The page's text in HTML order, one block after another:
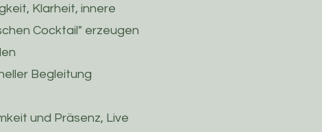
Klarheit, innere
Cocktail" erzeugen
Begleitung
und Präsenz, Live